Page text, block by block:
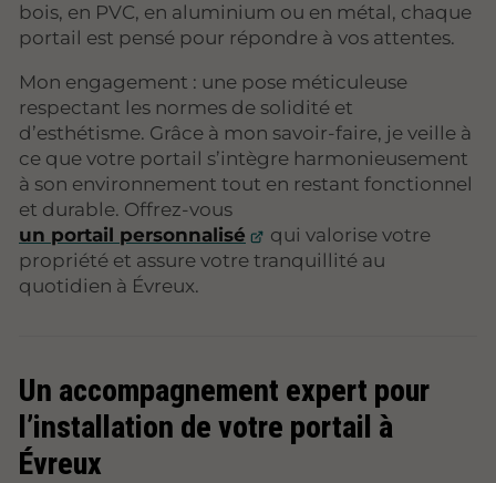
bois, en PVC, en aluminium ou en métal, chaque
portail est pensé pour répondre à vos attentes.
Mon engagement : une pose méticuleuse
respectant les normes de solidité et
d’esthétisme. Grâce à mon savoir-faire, je veille à
ce que votre portail s’intègre harmonieusement
à son environnement tout en restant fonctionnel
et durable. Offrez-vous
un portail personnalisé
qui valorise votre
propriété et assure votre tranquillité au
quotidien à Évreux.
Un accompagnement expert pour
l’installation de votre portail à
Évreux